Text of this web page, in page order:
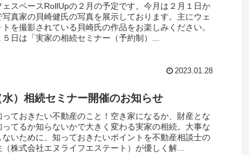
ェスペースRollUpの２月の予定です。今月は２月１日か
写真家の貝崎健氏の写真を展示しております。主にウェ
を撮影されている貝崎氏の作品をお楽しみください。
日は「実家の相続セミナー（予約制）...
2023.01.28
）相続セミナー開催のお知らせ
っておきたい不動産のこと！空き家になるか、財産とな
ってるか知らないかで大きく変わる実家の相続。大事な
ないために、知っておきたいポイントを不動産相談士の
株式会社エヌライフエステート）が優しく解...